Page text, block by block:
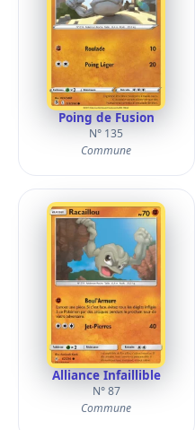
Poing de Fusion
N° 135
Commune
Alliance Infaillible
N° 87
Commune